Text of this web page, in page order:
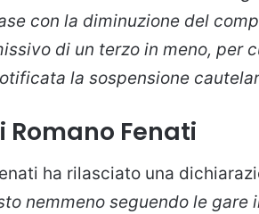
con la diminuzione del
di un terzo in meno, per
la sospensione
Romano Fenati
ha rilasciato una
nemmeno seguendo le gare